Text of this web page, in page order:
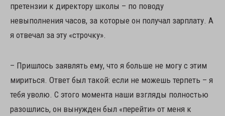
претензии к директору школы – по поводу
невыполнения часов, за которые он получал зарплату. А
я отвечал за эту «строчку».
– Пришлось заявлять ему, что я больше не могу с этим
мириться. Ответ был такой: если не можешь терпеть – я
тебя уволю. С этого момента наши взгляды полностью
разошлись, он вынужден был «перейти» от меня к